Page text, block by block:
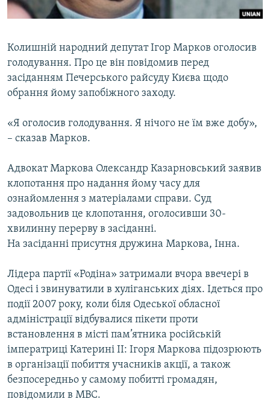
ВІДЕОУРОКИ «ELIFBE»
УКРАЇНСЬКА ПРОБЛЕМА КРИМУ
ІНФОГРАФІКА
Русский
Qırımtatar
ДОЛУЧАЙСЯ!
Усі сайти RFE/RL
Колишній народний депутат Ігор Марков оголосив
голодування. Про це він повідомив перед
засіданням Печерського райсуду Києва щодо
обрання йому запобіжного заходу.
«Я оголосив голодування. Я нічого не їм вже добу»,
– сказав Марков.
Адвокат Маркова Олександр Казарновський заявив
клопотання про надання йому часу для
ознайомлення з матеріалами справи. Суд
задовольнив це клопотання, оголосивши 30-
хвилинну перерву в засіданні.
На засіданні присутня дружина Маркова, Інна.
Лідера партії «Родіна» затримали вчора ввечері в
Одесі і звинуватили в хуліганських діях. Ідеться про
події 2007 року, коли біля Одеської обласної
адміністрації відбувалися пікети проти
встановлення в місті пам’ятника російській
імператриці Катерині ІІ: Ігоря Маркова підозрюють
в організації побиття учасників акції, а також
безпосередньо у самому побитті громадян,
повідомили в МВС.